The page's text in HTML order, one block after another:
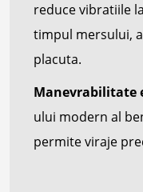
reduce vibratiile
timpul mersului,
placuta.
Manevrabilitate
ului modern al
permite viraje